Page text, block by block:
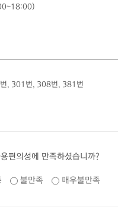
, 301번, 308번, 381번
편의성에 만족하셨습니까?
불만족 매우불만족